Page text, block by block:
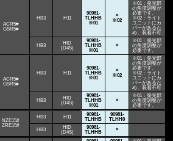
ACR5#
GSR5#
HB3 H11
90981-
TLHHB
※01
×
※02
※01：発光部
の角度調整が
必要です。
※02：ライト
ユニットにカ
バーがあるた
め、装着不可
HB3
HID
(D4S)
90981-
TLHHB
※01
×
※01：発光部
の角度調整が
必要です。
ACR5#
GSR5#
HB3 H11
90981-
TLHHB
※01
×
※02
※01：発光部
の角度調整が
必要です。
※02：ライト
ユニットにカ
バーがあるた
め、装着不可
HB3
HID
(D4S)
90981-
TLHHB
※01
×
※01：発光部
の角度調整が
必要です。
NZE15#
ZRE15#
HB3 H11
90981-
TLHHB
90981-
TLHH0
HB3
HID
(D4S)
90981-
TLHHB
×